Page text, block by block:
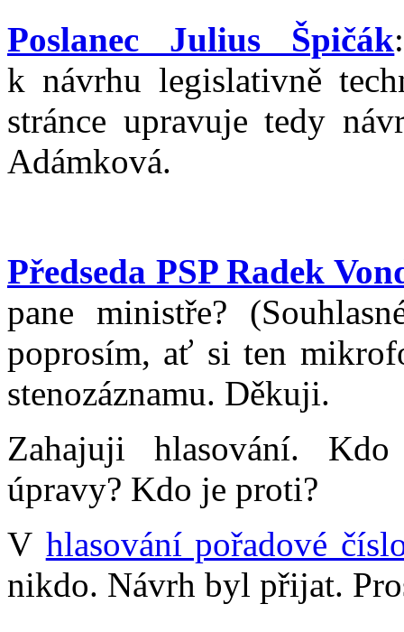
Poslanec Julius Špičák
k návrhu legislativně
stránce upravuje tedy
Adámková.
Předseda PSP Radek
pane ministře?
poprosím, ať si ten
stenozáznamu. Děkuji.
Zahajuji hlasování.
úpravy? Kdo je proti?
V hlasování pořadové
nikdo. Návrh byl přijat.